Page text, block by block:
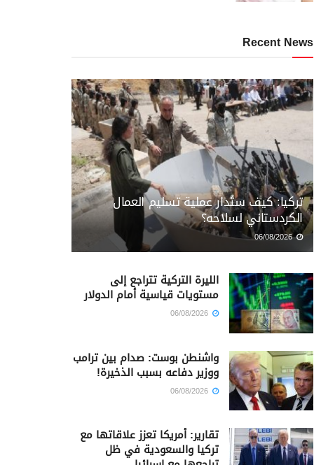
Recent News
تركيا: كيف ستُدار عملية تسليم العمال
الكردستاني لسلاحه؟
06/08/2026
الليرة التركية تتراجع إلى
مستويات قياسية أمام الدولار
واشنطن بوست: صدام بين ترامب
ووزير دفاعه بسبب الذخيرة!
تقارير: أمريكا تعزز علاقاتها مع
تركيا والسعودية في ظل